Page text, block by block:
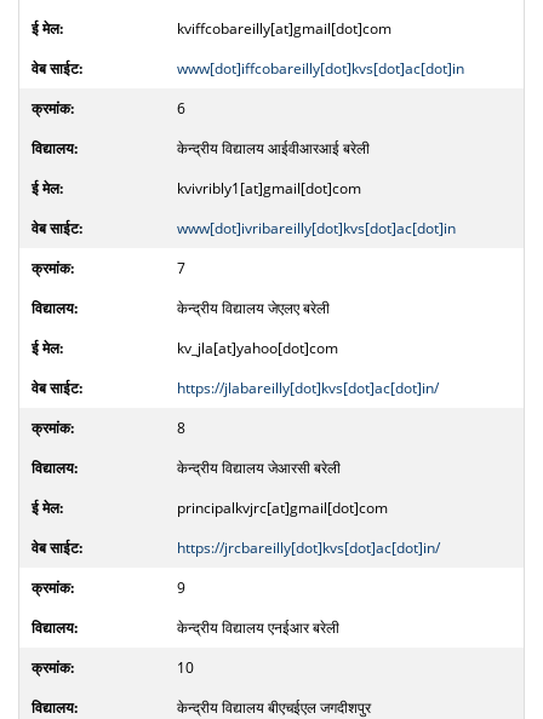
kviffcobareilly[at]gmail[dot]com
www[dot]iffcobareilly[dot]kvs[dot]ac[dot]in
6
केन्द्रीय विद्यालय आईवीआरआई बरेली
kvivribly1[at]gmail[dot]com
www[dot]ivribareilly[dot]kvs[dot]ac[dot]in
7
केन्द्रीय विद्यालय जेएलए बरेली
kv_jla[at]yahoo[dot]com
https://jlabareilly[dot]kvs[dot]ac[dot]in/
8
केन्द्रीय विद्यालय जेआरसी बरेली
principalkvjrc[at]gmail[dot]com
https://jrcbareilly[dot]kvs[dot]ac[dot]in/
9
केन्द्रीय विद्यालय एनईआर बरेली
10
केन्द्रीय विद्यालय बीएचईएल जगदीशपुर